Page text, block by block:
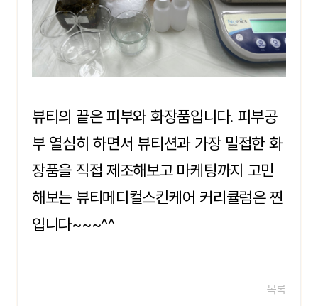
뷰티의 끝은 피부와 화장품입니다. 피부공
부 열심히 하면서 뷰티션과 가장 밀접한 화
장품을 직접 제조해보고 마케팅까지 고민
해보는 뷰티메디컬스킨케어 커리큘럼은 찐
입니다~~~^^
목록